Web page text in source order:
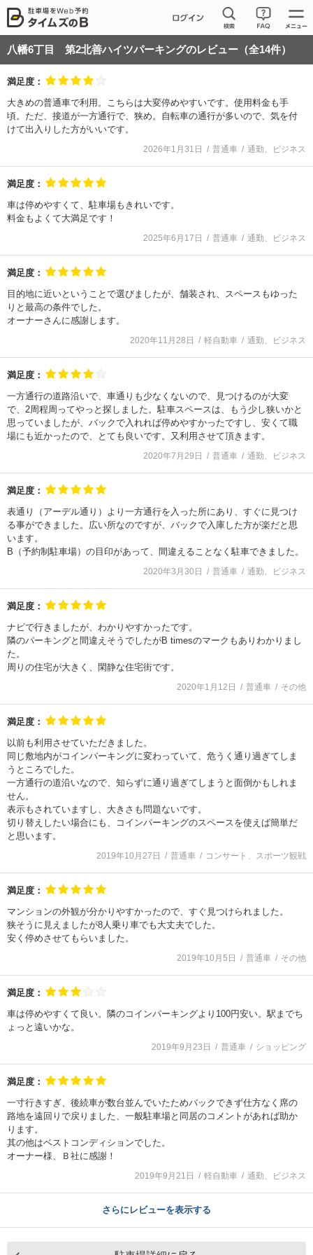
八幡6丁目 第2北善ハイツパーキングのレビュー（全14件）
満足度：
大きめの普通車で利用。こちらは大変停めやすいです。使用料金も手
頃。ただ、接道が一方通行で、狭め。自転車の通行が多いので、気を付
けて出入りした方がいいです。
2026年1月31日 普通車 通勤、ビジネス
満足度：
車は停めやすくて、駐車場もきれいです。
料金もよくて大満足です！
2025年6月17日 普通車 通勤、ビジネス
満足度：
目的地に近いということで選びましたが、舗装され、スペースもゆった
りと最高の条件でした。
オーナーさんに感謝します。
2020年11月28日 軽自動車 通勤、ビジネス
満足度：
一方通行の道路沿いで、車通りも少なくないので、見つけるのが大変
で、2周程周ってやっと探しました。駐車スペースは、もう少し狭いかと
思っていましたが、バックで入れれば停めやすかったですし、安くて職
場にも近かったので、とても良いです。又利用させて頂きます。
2020年7月29日 普通車 通勤、ビジネス
満足度：
表通り（アーデル通り）より一方通行を入った所にあり、すぐに見つけ
る事ができました。広い所なのですが、バックで入庫した方が楽だと思
います。
B（予約制駐車場）の目印があって、間違えることなく駐車できました。
2020年3月30日 普通車 通勤、ビジネス
満足度：
ナビで行きましたが、わかりやすかったです。
隣のパーキングと間違えそうでしたがB timesのマークもありわかりまし
た。
周りの住宅が大きく、閑静な住宅街です。
2020年1月12日 普通車 その他
満足度：
以前も利用させていただきました。
同じ敷地内がコインパーキングに変わっていて、危うく通り過ぎてしま
うところでした。
一方通行の道沿いなので、知らずに通り過ぎてしまうと面倒かもしれま
せん。
表示もされていますし、大きさも問題ないです。
切り替えしたい場合にも、コインパーキングのスペースを使えば簡単だ
と思います。
2019年10月27日 普通車 コンサート、スポーツ観戦
満足度：
マンションの外観が分かりやすかったので、すぐ見つけられました。
狭そうに見えましたが8人乗り車でも大丈夫でした。
安く停めさせてもらいました。
2019年10月5日 普通車 その他
満足度：
車は停めやすくて良い。隣のコインパーキングより100円安い。駅までち
ょっと遠いかな。
2019年9月23日 普通車 ショッピング
満足度：
一寸行きすぎ、後続車が数台並んでいたためバックできず仕方なく席の
路地を遠回りで戻りました、一般駐車場と同居のコメントがあれば助か
ります。
其の他はベストコンディションでした。
オーナー様、Ｂ社に感謝！
2019年9月21日 軽自動車 通勤、ビジネス
さらにレビューを表示する